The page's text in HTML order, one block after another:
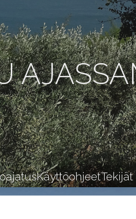
KäyttöohjeetTekijät